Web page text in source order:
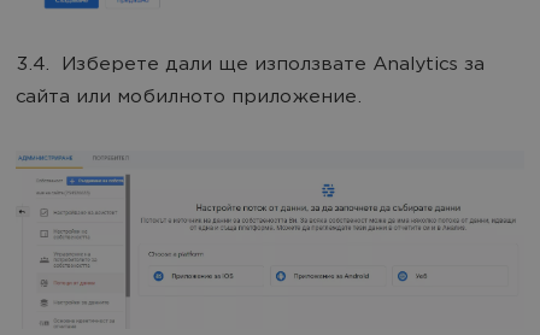
3.4. Изберете дали ще използвате Analytics за
сайта или мобилното приложение.